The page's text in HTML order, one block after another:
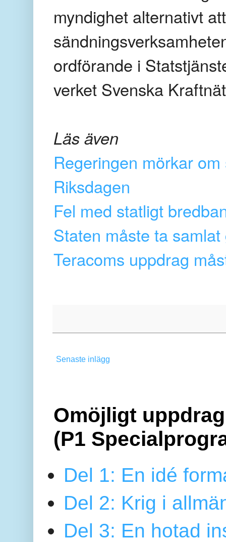
myndighet alternativt
ordförande i
verket Svenska
Läs även
Regeringen mörkar
Riksdagen
Fel med statligt
Staten måste ta
Teracoms uppdrag
Senaste inlägg
Omöjligt
(P1
Del 1: En idé
Del 2: Krig i
Del 3: En hotad